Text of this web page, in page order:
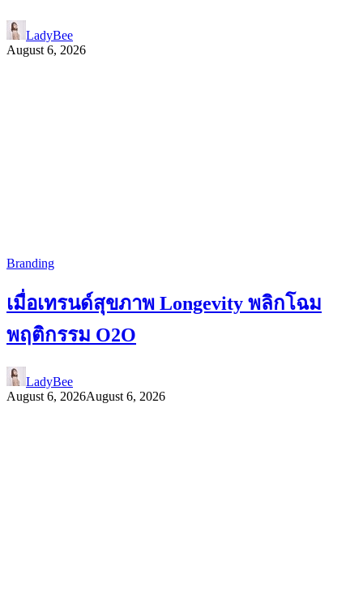
LadyBee
August 6, 2026
Branding
เมื่อเทรนด์สุขภาพ Longevity พลิกโฉม
พฤติกรรม O2O
LadyBee
August 6, 2026August 6, 2026